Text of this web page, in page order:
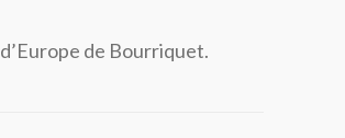
de Bourriquet.